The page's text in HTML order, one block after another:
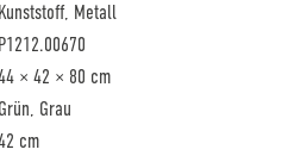
Kunststoff, Metall
P1212.00670
× 42 × 80 cm
Grün, Grau
cm